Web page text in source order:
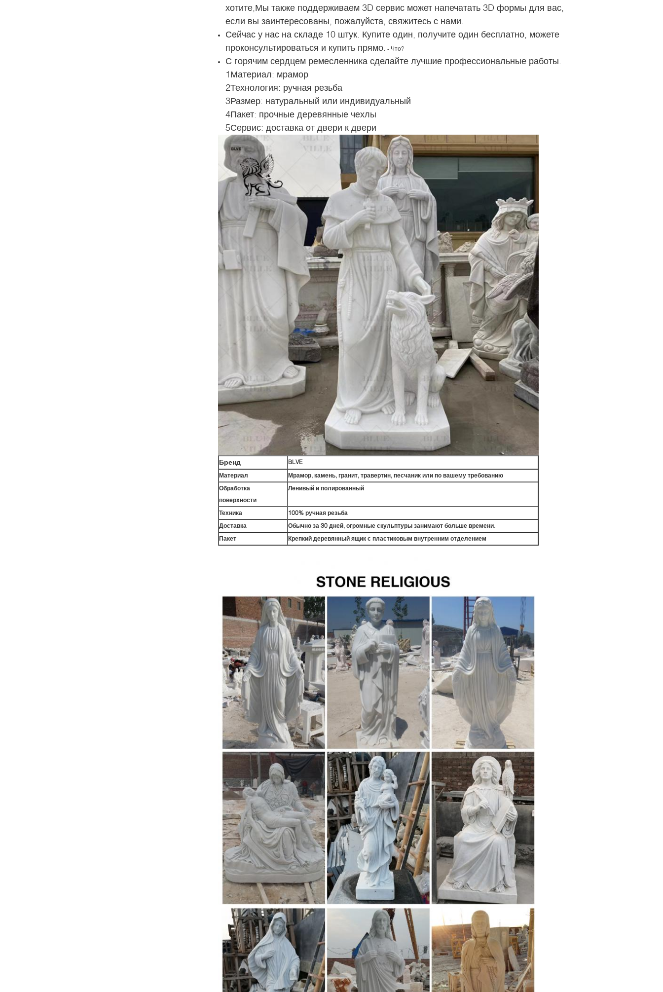
хотите,Мы также поддерживаем 3D сервис может напечатать 3D формы для вас,
если вы заинтересованы, пожалуйста, свяжитесь с нами.
Сейчас у нас на складе 10 штук. Купите один, получите один бесплатно, можете
проконсультироваться и купить прямо. - Что?
С горячим сердцем ремесленника сделайте лучшие профессиональные работы.
1Материал: мрамор
2Технология: ручная резьба
3Размер: натуральный или индивидуальный
4Пакет: прочные деревянные чехлы
5Сервис: доставка от двери к двери
Бренд
BLVE
Материал
Мрамор, камень, гранит, травертин, песчаник или по вашему требованию
Обработка
поверхности
Ленивый и полированный
Техника
100% ручная резьба
Доставка
Обычно за 30 дней, огромные скульптуры занимают больше времени.
Пакет
Крепкий деревянный ящик с пластиковым внутренним отделением